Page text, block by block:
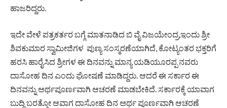
ಹಾಜರಿದ್ದರು.
ಇದೇ ವೇಳೆ ಪತ್ರಕರ್ತರ ಬಗ್ಗೆ ಮಾತನಾಡಿದ ಬಿ ವೈ ವಿಜಯೇಂದ್ರ,ಇಂದು ಶ್ರೀ
ಶಿವಕುಮಾರ ಸ್ವಾಮೀಜಿಗಳ ಪುಣ್ಯ ಸಂಸ್ಮರಣೆಯಾಗಿದೆ, ಕೋಟ್ಯಂತರ ಭಕ್ತರಿಗೆ
ಹರಸಿ ಹಾರೈಸಿದ‌ ಶ್ರೀಗಳ ಈ ದಿನವನ್ನು ಮಾನ್ಯ ಯಡಿಯೂರಪ್ಪ ನವರು
ದಾಸೋಹ ದಿನ ಎಂದು ಘೋಷಣೆ ಮಾಡಿದ್ದರು. ಆದರೆ ಈ ಸರ್ಕಾರ ಈ
ದಿನವನ್ನು ಅರ್ಥಪೂರ್ಣವಾಗಿ ಆಚರಣೆ ಮಾಡಬೇಕಿದೆ. ಸರ್ಕಾರಕ್ಕೆ ಯಾವಾಗ
ಬುದ್ದಿ ಬರತ್ತೋ ಆವಾಗ ದಾಸೋಹ ದಿನ ಅರ್ಥ ಪೂರ್ಣವಾಗಿ ಆಚರಣೆ